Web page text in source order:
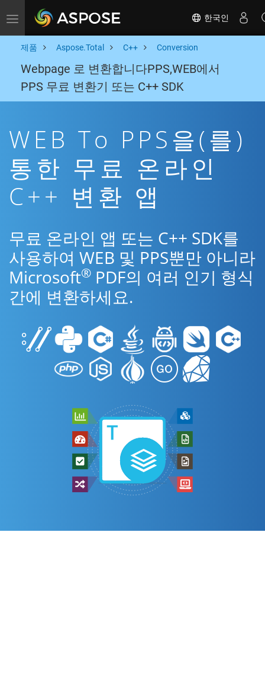
Toggle navigation 한국인
제품 Aspose.Total C++ Conversion
Webpage 로 변환합니다PPS,WEB에서
PPS 무료 변환기 또는 C++ SDK
WEB To PPS을(를)
통한 무료 온라인
C++ 변환 앱
무료 온라인 앱 또는 C++ SDK를
사용하여 WEB 및 PPS뿐만 아니라
Microsoft® PDF의 여러 인기 형식
간에 변환하세요.